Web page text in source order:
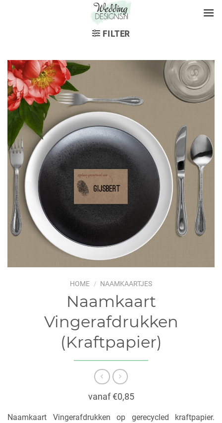
FILTER
HOME / NAAMKAARTJES
Naamkaart
Vingerafdrukken
(Kraftpapier)
vanaf €0,85
Naamkaart Vingerafdrukken op gerecycled kraftpapier.